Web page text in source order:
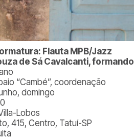
Flauta MPB/Jazz
de Sá Cavalcanti, formando
“Cambé”, coordenação
domingo
Lobos
415, Centro, Tatuí-SP